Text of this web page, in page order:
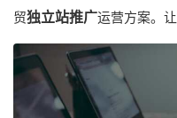
贸独立站推广运营方案。